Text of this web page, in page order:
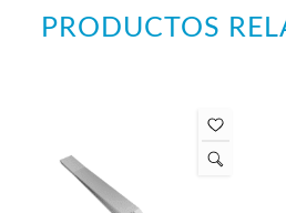
PRODUCTOS